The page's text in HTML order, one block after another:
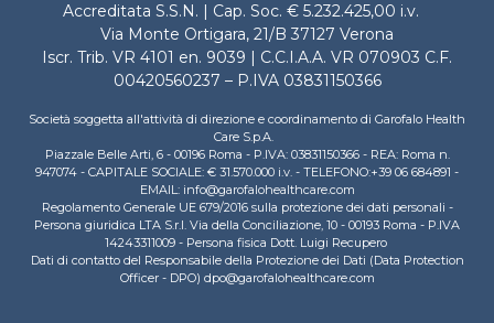
Accreditata S.S.N. | Cap. Soc. € 5.232.425,00 i.v.
Via Monte Ortigara, 21/B 37127 Verona
Iscr. Trib. VR 4101 en. 9039 | C.C.I.A.A. VR 070903 C.F.
00420560237 – P.IVA 03831150366
Società soggetta all'attività di direzione e coordinamento di Garofalo Health
Care S.p.A.
Piazzale Belle Arti, 6 - 00196 Roma - P.IVA: 03831150366 - REA: Roma n.
947074 - CAPITALE SOCIALE: € 31.570.000 i.v. - TELEFONO:+39 06 684891 -
EMAIL: info@garofalohealthcare.com
Regolamento Generale UE 679/2016 sulla protezione dei dati personali -
Persona giuridica LTA S.r.l. Via della Conciliazione, 10 - 00193 Roma - P.IVA
14243311009 - Persona fisica Dott. Luigi Recupero
Dati di contatto del Responsabile della Protezione dei Dati (Data Protection
Officer - DPO) dpo@garofalohealthcare.com